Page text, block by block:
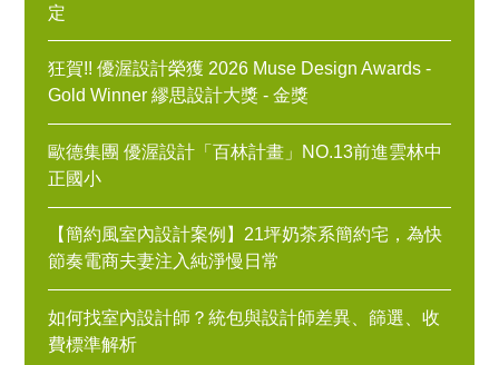
定
狂賀!! 優渥設計榮獲 2026 Muse Design Awards -
Gold Winner 繆思設計大獎 - 金獎
歐德集團 優渥設計「百林計畫」NO.13前進雲林中
正國小
【簡約風室內設計案例】21坪奶茶系簡約宅，為快
節奏電商夫妻注入純淨慢日常
如何找室內設計師？統包與設計師差異、篩選、收
費標準解析